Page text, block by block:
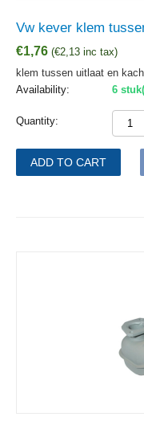
Vw kever klem
€1,76 (€2,13 inc tax)
klem tussen uitlaat en
Availability:
6
Quantity:
ADD TO CART